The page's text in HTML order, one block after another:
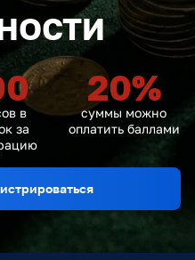
в
за
20%
суммы можно
оплатить баллами